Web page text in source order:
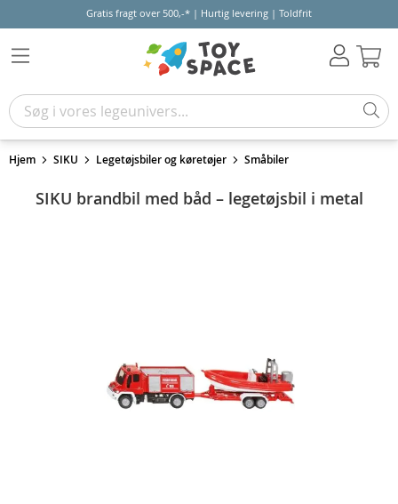
Gratis fragt over 500,-* | Hurtig levering | Toldfrit
Hjem SIKU Legetøjsbiler og køretøjer Småbiler
SIKU brandbil med båd – legetøjsbil i metal